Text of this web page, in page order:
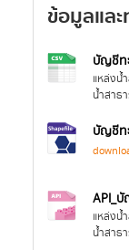
ข้อมูลแล
บัญชีท
แหล่งน้
น้ำสาธ
บัญชีท
API_
แหล่งน้
น้ำสาธ